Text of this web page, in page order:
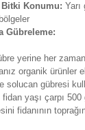
Konumu: Yarı
Gübreleme:
yerine her
organik ürünler
solucan gübresi
fidan yaşı çarpı
fidanının